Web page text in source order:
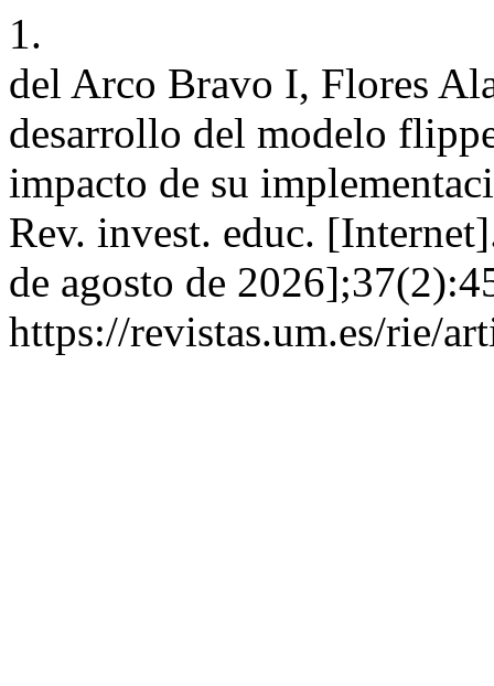
1.
del Arco Bravo I, Flores
desarrollo del modelo
impacto de su
Rev. invest. educ.
de agosto de
https://revistas.um.es/rie/